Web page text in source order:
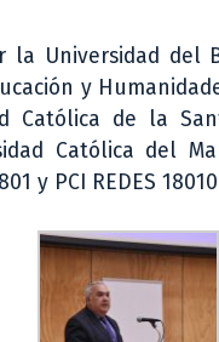
la Universidad
y
Católica de la
Católica del
y PCI REDES